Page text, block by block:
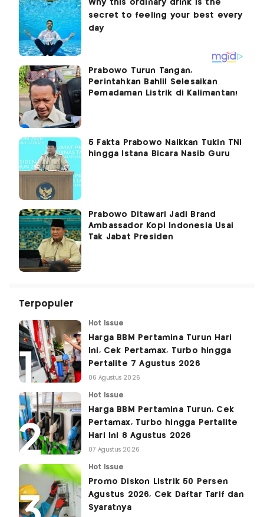
Prabowo Turun Tangan,
Perintahkan Bahlil Selesaikan
Pemadaman Listrik di Kalimantan!
5 Fakta Prabowo Naikkan Tukin TNI
hingga Istana Bicara Nasib Guru
Prabowo Ditawari Jadi Brand
Ambassador Kopi Indonesia Usai
Tak Jabat Presiden
Terpopuler
Hot Issue
Harga BBM Pertamina Turun Hari
Ini, Cek Pertamax, Turbo hingga
Pertalite 7 Agustus 2026
06 Agustus 2026
Hot Issue
Harga BBM Pertamina Turun, Cek
Pertamax, Turbo hingga Pertalite
Hari Ini 8 Agustus 2026
07 Agustus 2026
Hot Issue
Promo Diskon Listrik 50 Persen
Agustus 2026, Cek Daftar Tarif dan
Syaratnya